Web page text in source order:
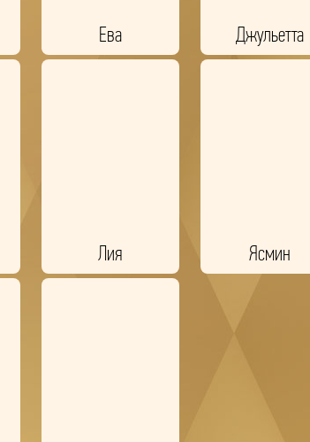
Ева Джульетта
Лия Ясмин